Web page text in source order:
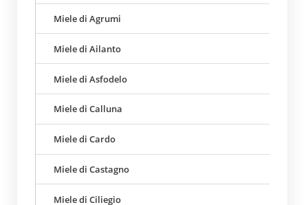
Miele di Agrumi
Miele di Ailanto
Miele di Asfodelo
Miele di Calluna
Miele di Cardo
Miele di Castagno
Miele di Ciliegio